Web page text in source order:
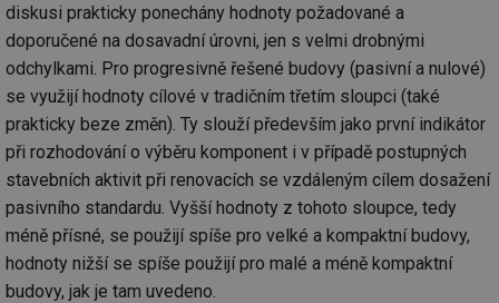
diskusi prakticky ponechány hodnoty požadované a
doporučené na dosavadní úrovni, jen s velmi drobnými
odchylkami. Pro progresivně řešené budovy (pasivní a nulové)
se využijí hodnoty cílové v tradičním třetím sloupci (také
prakticky beze změn). Ty slouží především jako první indikátor
při rozhodování o výběru komponent i v případě postupných
stavebních aktivit při renovacích se vzdáleným cílem dosažení
pasivního standardu. Vyšší hodnoty z tohoto sloupce, tedy
méně přísné, se použijí spíše pro velké a kompaktní budovy,
hodnoty nižší se spíše použijí pro malé a méně kompaktní
budovy, jak je tam uvedeno.